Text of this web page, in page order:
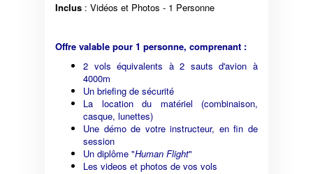
Inclus : Vidéos et Photos - 1 Personne
Offre valable pour 1 personne, comprenant :
2 vols équivalents à 2 sauts d'avion à
4000m
Un briefing de sécurité
La location du matériel (combinaison,
casque, lunettes)
Une démo de votre instructeur, en fin de
session
Un diplôme "Human Flight"
Les videos et photos de vos vols